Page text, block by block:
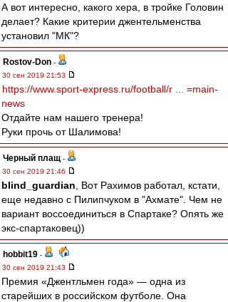
А вот интересно, какого хера, в тройке Головин
делает? Какие критерии джентельменства
установил "МК"?
Rostov-Don -
30 сен 2019 21:53
https://www.sport-express.ru/football/r ... =main-
news
Отдайте нам нашего тренера!
Руки прочь от Шалимова!
Черный плащ -
30 сен 2019 21:46
blind_guardian , Вот Рахимов работал, кстати,
еще недавно с Пилипчуком в "Ахмате". Чем не
вариант воссоединиться в Спартаке? Опять же
экс-спартаковец))
hobbit19 -
30 сен 2019 21:43
Премия «Джентльмен года» — одна из
старейших в российском футболе. Она